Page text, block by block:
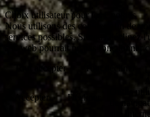
Choix utilisateur pour les Cookies
Nous utilisons des cookies afin de
services possibles. Si vous déclinez
site web pourrait ne pas fonctionner
Tout accepter
Tout décliner
Accepter Décliner
Outils
de
site